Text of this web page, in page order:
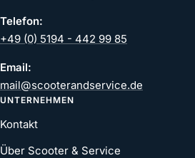
Telefon:
+49 (0) 5194 - 442 99 85
Email:
mail@scooterandservice.de
UNTERNEHMEN
Kontakt
Über Scooter & Service